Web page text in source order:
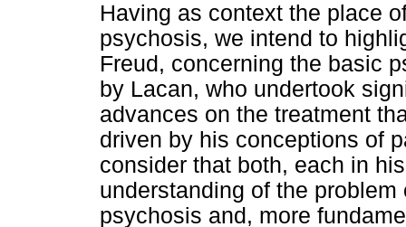
Having as context the place
psychosis, we intend to
Freud, concerning the basic
by Lacan, who undertook
advances on the treatment
driven by his conceptions of
consider that both, each in
understanding of the
psychosis and, more